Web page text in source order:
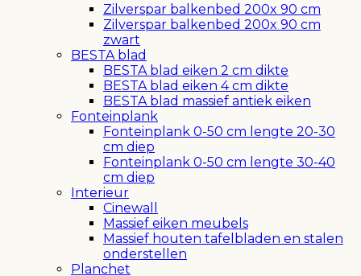
Zilverspar balkenbed 200x 90 cm
Zilverspar balkenbed 200x 90 cm
zwart
BESTA blad
BESTA blad eiken 2 cm dikte
BESTA blad eiken 4 cm dikte
BESTA blad massief antiek eiken
Fonteinplank
Fonteinplank 0-50 cm lengte 20-30
cm diep
Fonteinplank 0-50 cm lengte 30-40
cm diep
Interieur
Cinewall
Massief eiken meubels
Massief houten tafelbladen en stalen
onderstellen
Planchet